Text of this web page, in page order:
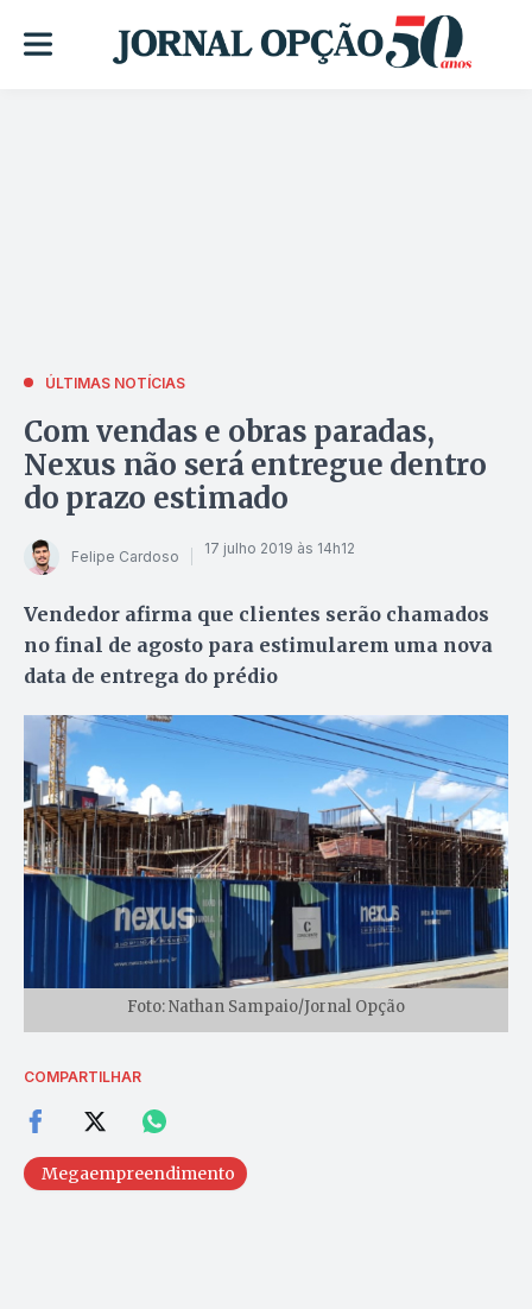
ÚLTIMAS NOTÍCIAS
Com vendas e obras paradas,
Nexus não será entregue dentro
do prazo estimado
Felipe Cardoso 17 julho 2019 às 14h12
Vendedor afirma que clientes serão chamados
no final de agosto para estimularem uma nova
data de entrega do prédio
Foto: Nathan Sampaio/Jornal Opção
COMPARTILHAR
Megaempreendimento